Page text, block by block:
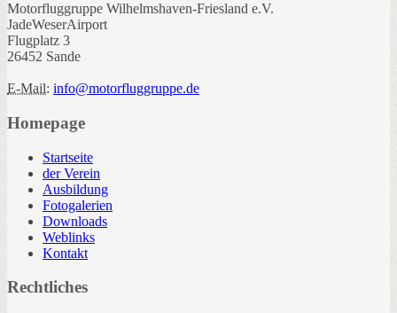
Motorfluggruppe Wilhelmshaven-Friesland e.V.
JadeWeserAirport
Flugplatz 3
26452 Sande
E-Mail: info@motorfluggruppe.de
Homepage
Startseite
der Verein
Ausbildung
Fotogalerien
Downloads
Weblinks
Kontakt
Rechtliches